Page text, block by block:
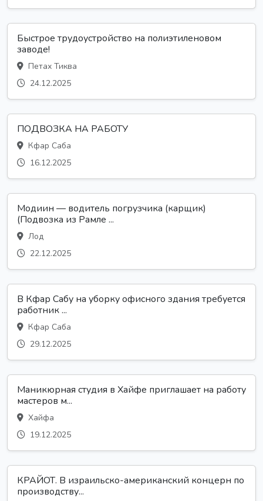
Быстрое трудоустройство на полиэтиленовом
заводе!
Петах Тиква
24.12.2025
ПОДВОЗКА НА РАБОТУ
Кфар Саба
16.12.2025
Модиин — водитель погрузчика (карщик)
(Подвозка из Рамле ...
Лод
22.12.2025
В Кфар Сабу на уборку офисного здания требуется
работник ...
Кфар Саба
29.12.2025
Маникюрная студия в Хайфе приглашает на работу
мастеров м...
Хайфа
19.12.2025
КРАЙОТ. В израильско-американский концерн по
производству...